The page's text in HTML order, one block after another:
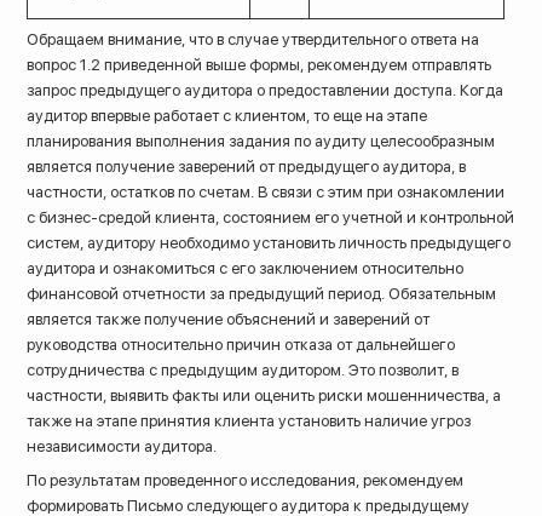
Обращаем внимание, что в случае утвердительного ответа на
вопрос 1.2 приведенной выше формы, рекомендуем отправлять
запрос предыдущего аудитора о предоставлении доступа. Когда
аудитор впервые работает с клиентом, то еще на этапе
планирования выполнения задания по аудиту целесообразным
является получение заверений от предыдущего аудитора, в
частности, остатков по счетам. В связи с этим при ознакомлении
с бизнес-средой клиента, состоянием его учетной и контрольной
систем, аудитору необходимо установить личность предыдущего
аудитора и ознакомиться с его заключением относительно
финансовой отчетности за предыдущий период. Обязательным
является также получение объяснений и заверений от
руководства относительно причин отказа от дальнейшего
сотрудничества с предыдущим аудитором. Это позволит, в
частности, выявить факты или оценить риски мошенничества, а
также на этапе принятия клиента установить наличие угроз
независимости аудитора.
По результатам проведенного исследования, рекомендуем
формировать Письмо следующего аудитора к предыдущему